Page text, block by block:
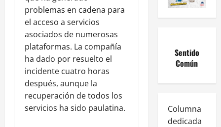
problemas en cadena para
el acceso a servicios
asociados de numerosas
plataformas. La compañía
ha dado por resuelto el
incidente cuatro horas
después, aunque la
recuperación de todos los
servicios ha sido paulatina.
Sentido
Común
Columna
dedicada